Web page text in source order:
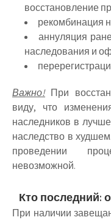
восстановление
рекомбинация
аннуляция
наследования и
Важно!При
виду, что
наследников в
наследство в
проведении
невозможной.
Кто последний:
При наличии